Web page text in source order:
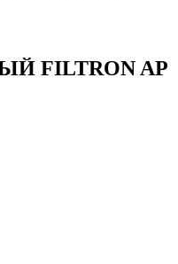
FILTRON AP